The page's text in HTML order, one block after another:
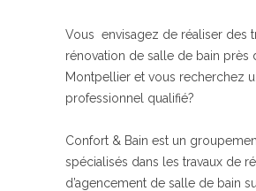
Vous envisagez de réaliser des
rénovation de salle de bain près
Montpellier et vous recherchez
professionnel qualifié?
Confort & Bain est un
spécialisés dans les travaux de
d’agencement de salle de bain